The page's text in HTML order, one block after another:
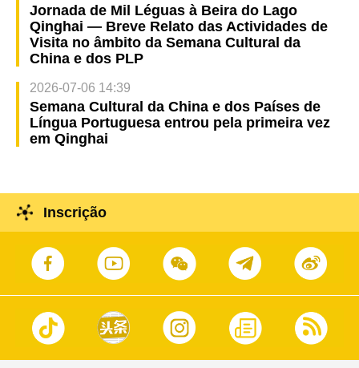
Jornada de Mil Léguas à Beira do Lago
Qinghai — Breve Relato das Actividades de
Visita no âmbito da Semana Cultural da
China e dos PLP
2026-07-06 14:39
Semana Cultural da China e dos Países de
Língua Portuguesa entrou pela primeira vez
em Qinghai
Inscrição